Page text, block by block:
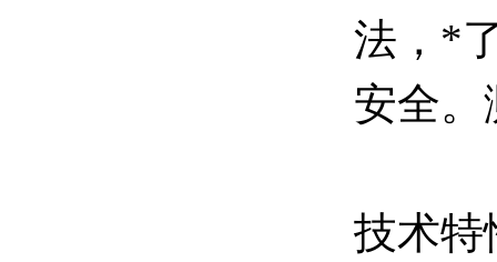
法，*
安全。
技术特